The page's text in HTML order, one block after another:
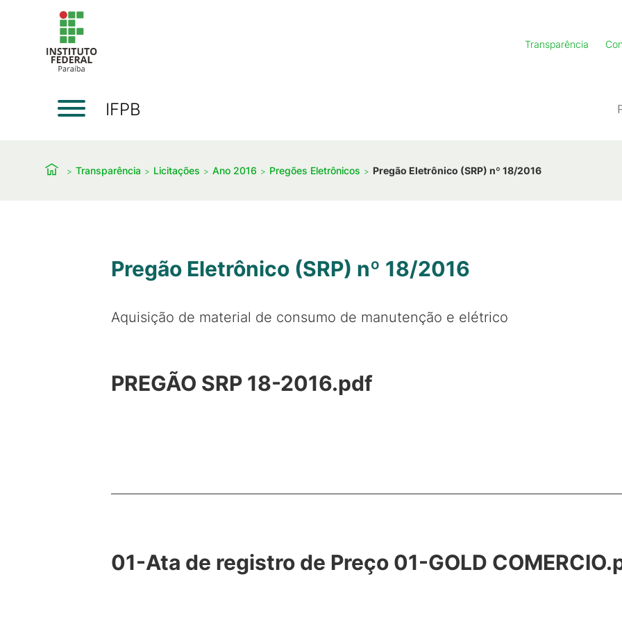
Transparência
IFPB
Transparência Licitações Ano 2016 Pregões Eletrônicos Pregão Eletrônico (SRP) nº 18/2016
Pregão Eletrônico (SRP) nº 18/2016
Aquisição de material de consumo de manutenção e elétrico
PREGÃO SRP 18-2016.pdf
01-Ata de registro de Preço 01-GOLD